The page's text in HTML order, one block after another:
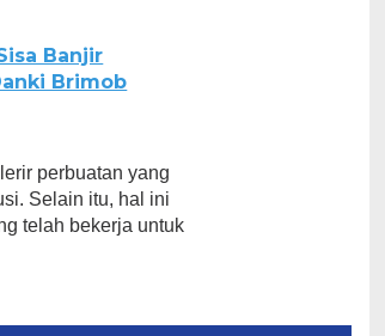
Banjir
Brimob
perbuatan yang
Selain itu, hal ini
telah bekerja untuk